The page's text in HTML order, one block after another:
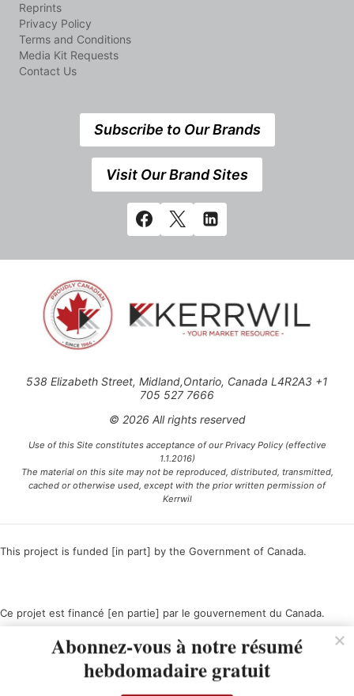
Reprints
Privacy Policy
Terms and Conditions
Media Kit Requests
Contact Us
Subscribe to Our Brands
Visit Our Brand Sites
538 Elizabeth Street, Midland,Ontario, Canada L4R2A3 +1
705 527 7666
© 2026 All rights reserved
Use of this Site constitutes acceptance of our Privacy Policy (effective
1.1.2016)
The material on this site may not be reproduced, distributed, transmitted,
cached or otherwise used, except with the prior written permission of
Kerrwil
This project is funded [in part] by the Government of Canada.
Ce projet est financé [en partie] par le gouvernement du Canada.
Abonnez-vous à notre résumé
hebdomadaire gratuit